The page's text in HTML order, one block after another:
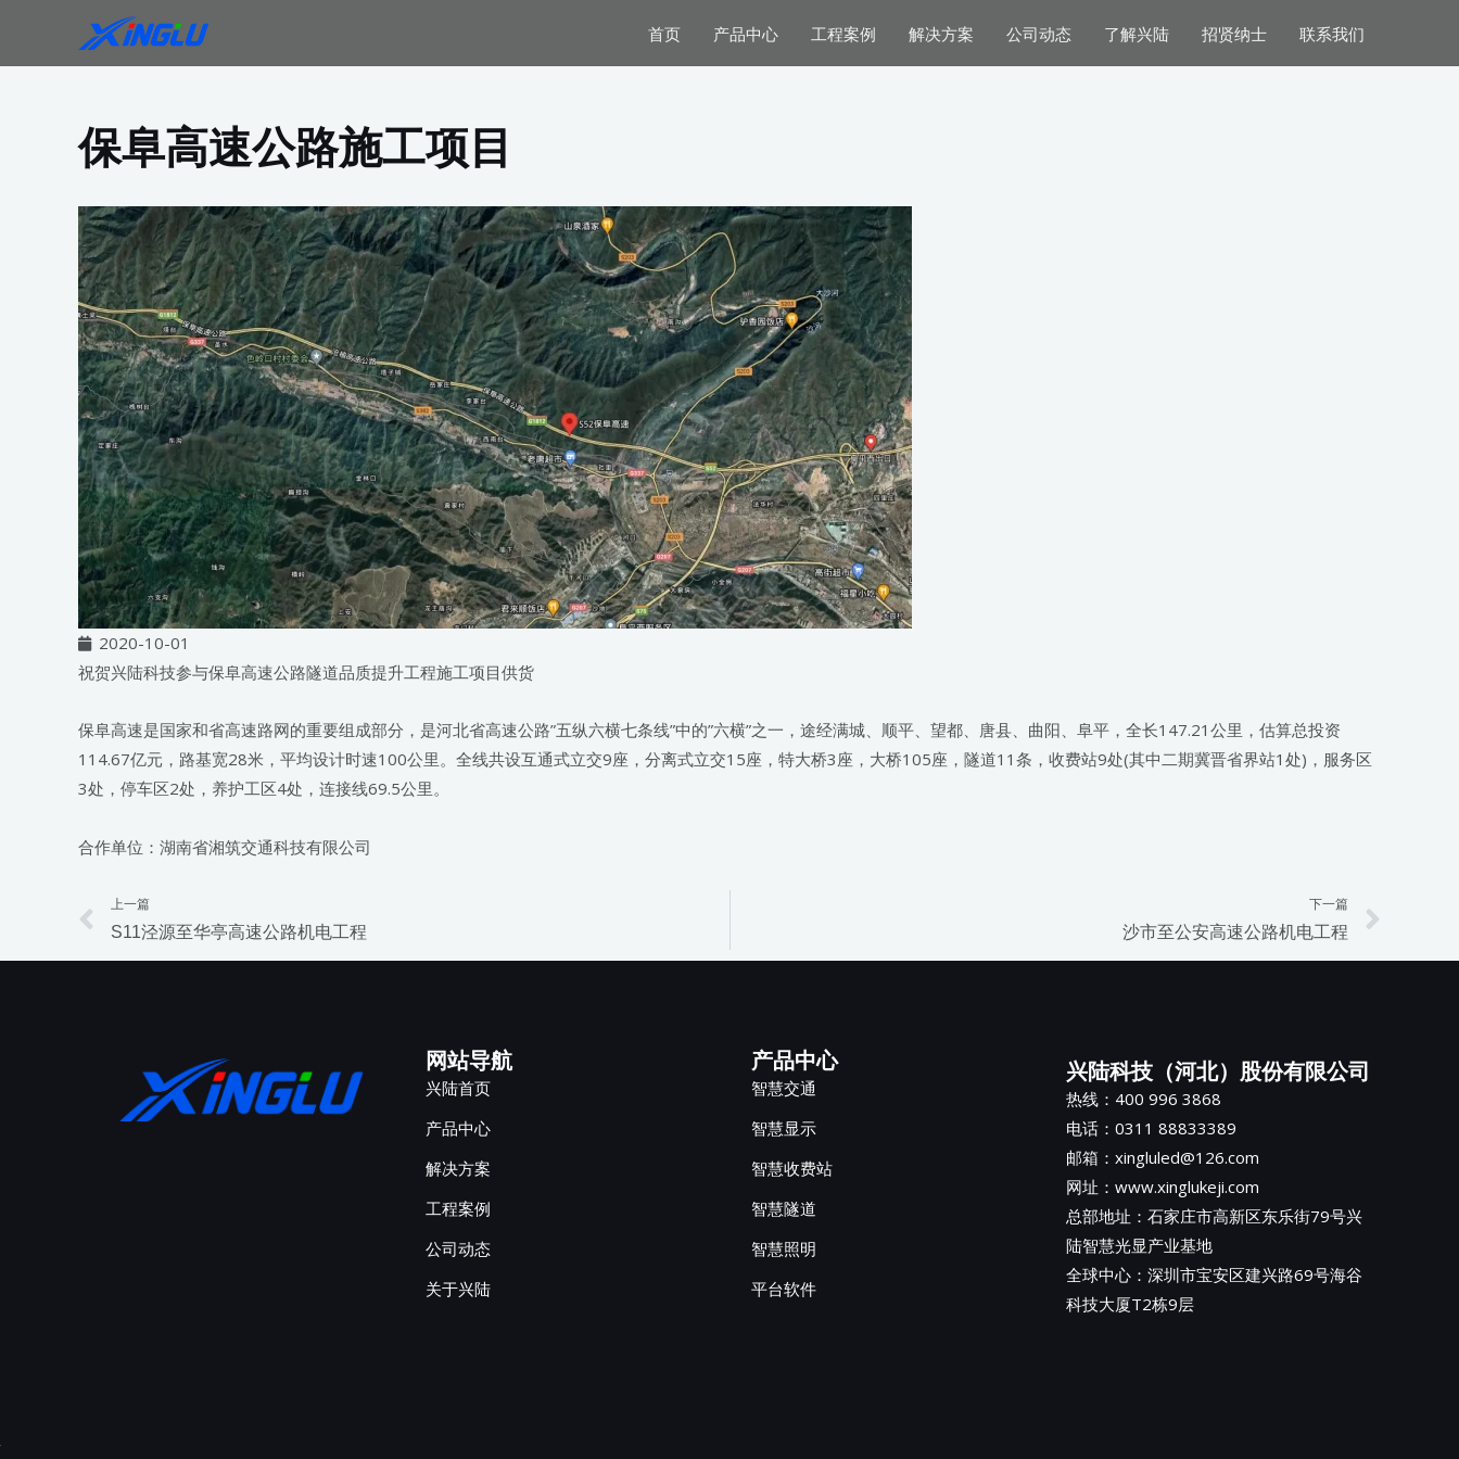
内
首页 产品中心 工程案例 解决方案 公司动态 了解兴陆 招贤纳士 联系我们
保阜高速公路施工项目
2020-10-01
祝贺兴陆科技参与保阜高速公路隧道品质提升工程施工项目供货
保阜高速是国家和省高速路网的重要组成部分，是河北省高速公路”五纵六横七条线”中的”六横”之一，途经满城、顺平、望都、唐县、曲阳、阜平，全长147.21公里，估算总投资
114.67亿元，路基宽28米，平均设计时速100公里。全线共设互通式立交9座，分离式立交15座，特大桥3座，大桥105座，隧道11条，收费站9处(其中二期冀晋省界站1处)，服务区
3处，停车区2处，养护工区4处，连接线69.5公里。
合作单位：湖南省湘筑交通科技有限公司
Prev
上一篇
S11泾源至华亭高速公路机电工程
下一篇
沙市至公安高速公路机电工程
网站导航
兴陆首页
产品中心
解决方案
工程案例
公司动态
关于兴陆
产品中心
智慧交通
智慧显示
智慧收费站
智慧隧道
智慧照明
平台软件
兴陆科技（河北）股份有限公司
热线：400 996 3868
电话：0311 88833389
邮箱：xingluled@126.com
网址：www.xinglukeji.com
总部地址： 石家庄市高新区东乐街79号兴
陆智慧光显产业基地
全球中心：深圳市宝安区建兴路69号海谷
科技大厦T2栋9层